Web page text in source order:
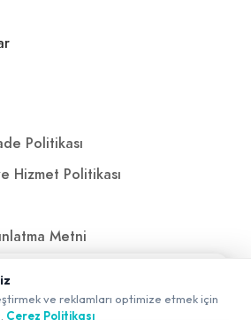
Politikası
Hizmet Politikası
Metni
ve reklamları optimize etmek için
Çerez Politikası
keşfedin!
✖